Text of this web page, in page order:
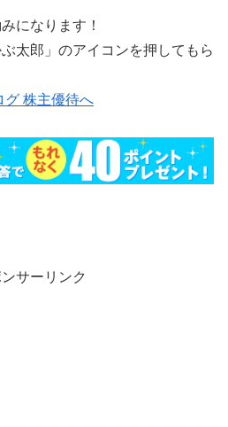
になります！
太郎」のアイコンを押してもら
サーリンク